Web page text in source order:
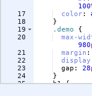
17
18
19
20
21
22
23
24
25
100
color:
}
.demo
{
max-
980
margin :
display
  gap
: 28
}
h1 {